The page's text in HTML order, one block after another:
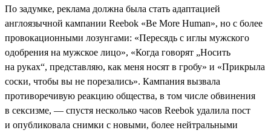
По задумке, реклама должна была стать адаптацией
англоязычной кампании Reebok «Be More Human», но с более
провокационными лозунгами: «Пересядь с иглы мужского
одобрения на мужское лицо», «Когда говорят „Носить
на руках“, представляю, как меня носят в гробу» и «Прикрыла
соски, чтобы вы не порезались». Кампания вызвала
противоречивую реакцию общества, в том числе обвинения
в сексизме, — спустя несколько часов Reebok удалила пост
и опубликовала снимки с новыми, более нейтральными